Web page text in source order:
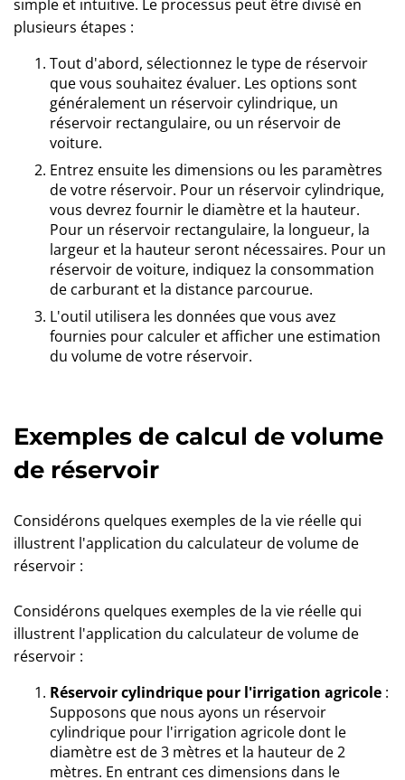
simple et intuitive. Le processus peut être divisé en
plusieurs étapes :
Tout d'abord, sélectionnez le type de réservoir
que vous souhaitez évaluer. Les options sont
généralement un réservoir cylindrique, un
réservoir rectangulaire, ou un réservoir de
voiture.
Entrez ensuite les dimensions ou les paramètres
de votre réservoir. Pour un réservoir cylindrique,
vous devrez fournir le diamètre et la hauteur.
Pour un réservoir rectangulaire, la longueur, la
largeur et la hauteur seront nécessaires. Pour un
réservoir de voiture, indiquez la consommation
de carburant et la distance parcourue.
L'outil utilisera les données que vous avez
fournies pour calculer et afficher une estimation
du volume de votre réservoir.
Exemples de calcul de volume
de réservoir
Considérons quelques exemples de la vie réelle qui
illustrent l'application du calculateur de volume de
réservoir :
Considérons quelques exemples de la vie réelle qui
illustrent l'application du calculateur de volume de
réservoir :
Réservoir cylindrique pour l'irrigation agricole :
Supposons que nous ayons un réservoir
cylindrique pour l'irrigation agricole dont le
diamètre est de 3 mètres et la hauteur de 2
mètres. En entrant ces dimensions dans le